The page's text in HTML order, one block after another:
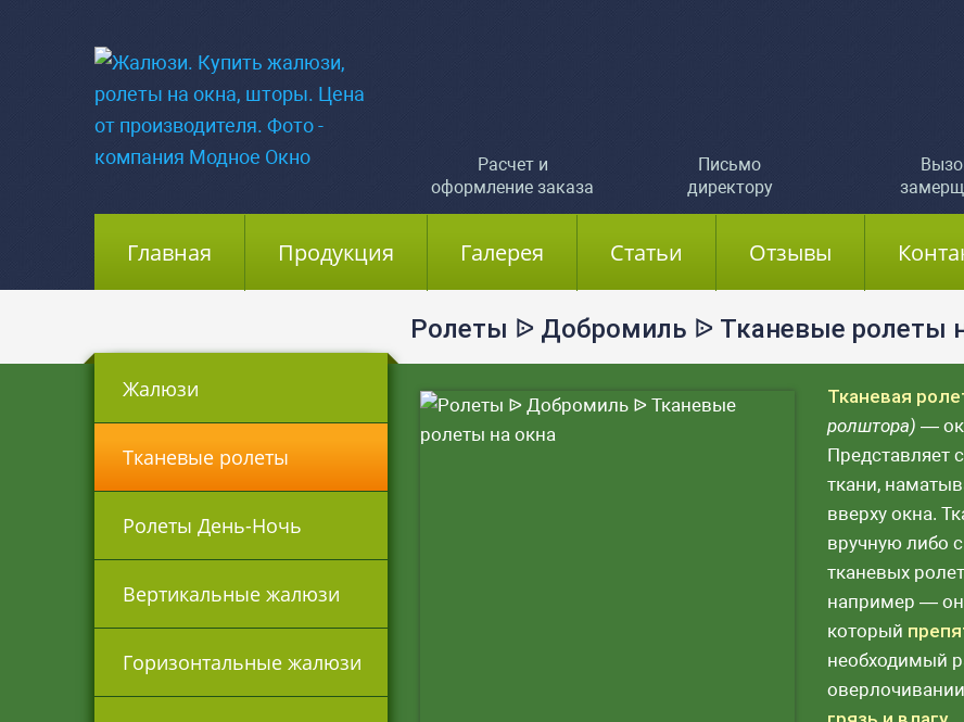
Главная (current)Продукция Галерея Статьи Отзывы
Расчет и
оформление заказа
Письмо
директору
Ролеты ᐉ Добромиль ᐉ Тканевые ролеты
Жалюзи
Тканевые ролеты
Ролеты День-Ночь
Вертикальные жалюзи
Горизонтальные жалюзи
Тканевая
ролштора) —
Представляет
ткани,
вверху окна.
вручную либо
тканевых
например —
который
необходимый